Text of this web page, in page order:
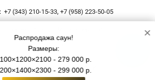
+7 (343) 210-15-33, +7 (958) 223-50-05
Мы в соцсетях:
конфиденциальности
© 2019 - 2026 СаунаТэкс
Распродажа саун!
Размеры:
- 279 000 р.
- 299 000 р.
×